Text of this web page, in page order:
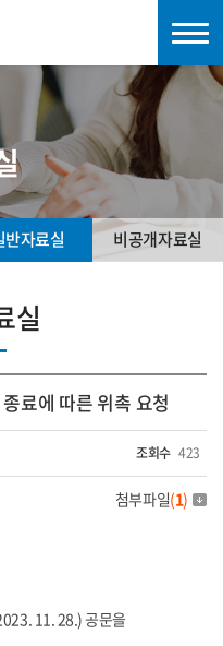
반자료실 비공개자료실
실
료에 따른 위촉 요청
조회수 423
첨부파일(1)
11. 28.) 공문을